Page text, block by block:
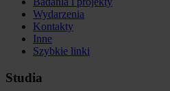
Wydarzenia
Kontakty
Inne
Szybkie linki
Studia